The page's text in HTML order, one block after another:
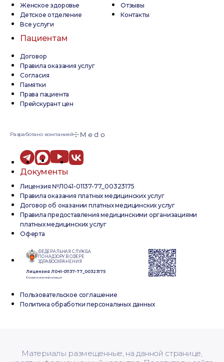
Женское здоровье
Детское отделение
Все услуги
Отзывы
Контакты
Пациентам
Договор
Правила оказания услуг
Согласия
Памятки
Права пациента
Прейскурант цен
Разработано компанией
Документы
Лицензия №Л041-01137-77_00323175
Правила оказания платных медицинских услуг
Договор об оказании платных медицинских услуг
Правила предоставления медицинскими организациями
платных медицинских услуг
Оферта
ФЕДЕРАЛЬНАЯ СЛУЖБА
ПО НАДЗОРУ В СФЕРЕ
ЗДРАВООХРАНЕНИЯ
Лицензия Л041-01137-77_00323175
Юридическая информация
Пользовательское соглашение
Политика обработки персональных данных
Материалы размещенные, на данной странице,